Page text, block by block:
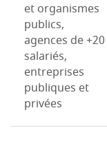
et organismes
publics,
agences de +20
salariés,
entreprises
publiques et
privées